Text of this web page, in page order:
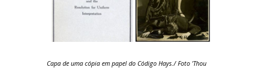
Capa de uma cópia em papel do Código Hays./ Foto 'Thou